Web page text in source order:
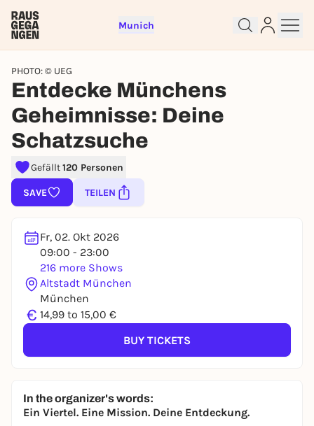
Munich
PHOTO: © UEG
Entdecke Münchens
Geheimnisse: Deine
Schatzsuche
Gefällt120 Personen
SAVE TEILEN
Fr, 02. Okt 2026
09:00 - 23:00
216 more Shows
Altstadt München
München
€ 14,99 to 15,00 €
BUY TICKETS
In the organizer's words:
Ein Viertel. Eine Mission. Deine Entdeckung.
Sign up for free and get started
right away
lotteries, you need a free Rausgegangen account.
REGISTER FOR FREE NOW
You already have an account?